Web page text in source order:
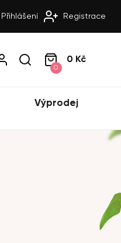
Přihlášení Registrace
0
0 Kč
Výprodej